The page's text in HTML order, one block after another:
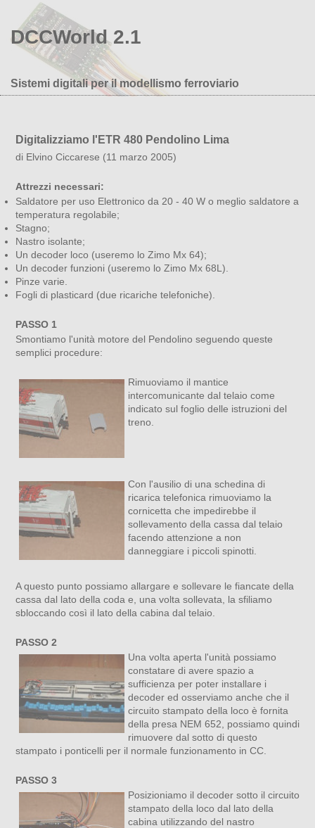
DCCWorld 2.1
Sistemi digitali per il modellismo ferroviario
Digitalizziamo l'ETR 480 Pendolino Lima
di Elvino Ciccarese (11 marzo 2005)
Attrezzi necessari:
Saldatore per uso Elettronico da 20 - 40 W o meglio saldatore a
temperatura regolabile;
Stagno;
Nastro isolante;
Un decoder loco (useremo lo Zimo Mx 64);
Un decoder funzioni (useremo lo Zimo Mx 68L).
Pinze varie.
Fogli di plasticard (due ricariche telefoniche).
PASSO 1
Smontiamo l'unità motore del Pendolino seguendo queste
semplici procedure:
Rimuoviamo il mantice
intercomunicante dal telaio come
indicato sul foglio delle istruzioni del
treno.
Con l'ausilio di una schedina di
ricarica telefonica rimuoviamo la
cornicetta che impedirebbe il
sollevamento della cassa dal telaio
facendo attenzione a non
danneggiare i piccoli spinotti.
A questo punto possiamo allargare e sollevare le fiancate della
cassa dal lato della coda e, una volta sollevata, la sfiliamo
sbloccando così il lato della cabina dal telaio.
PASSO 2
Una volta aperta l'unità possiamo
constatare di avere spazio a
sufficienza per poter installare i
decoder ed osserviamo anche che il
circuito stampato della loco è fornita
della presa NEM 652, possiamo quindi
rimuovere dal sotto di questo
stampato i ponticelli per il normale funzionamento in CC.
PASSO 3
Posizioniamo il decoder sotto il circuito
stampato della loco dal lato della
cabina utilizzando del nastro